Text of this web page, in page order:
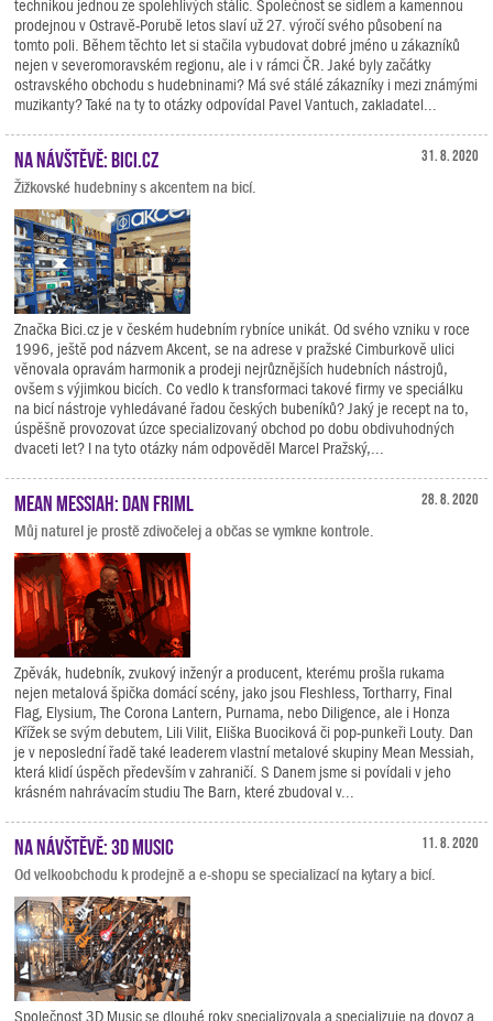
technikou jednou ze spolehlivých stálic. Společnost se sídlem a kamennou
prodejnou v Ostravě-Porubě letos slaví už 27. výročí svého působení na
tomto poli. Během těchto let si stačila vybudovat dobré jméno u zákazníků
nejen v severomoravském regionu, ale i v rámci ČR. Jaké byly začátky
ostravského obchodu s hudebninami? Má své stálé zákazníky i mezi známými
muzikanty? Také na ty to otázky odpovídal Pavel Vantuch, zakladatel...
31. 8. 2020
Na návštěvě: Bici.cz
Žižkovské hudebniny s akcentem na bicí.
Značka Bici.cz je v českém hudebním rybníce unikát. Od svého vzniku v roce
1996, ještě pod názvem Akcent, se na adrese v pražské Cimburkově ulici
věnovala opravám harmonik a prodeji nejrůznějších hudebních nástrojů,
ovšem s výjimkou bicích. Co vedlo k transformaci takové firmy ve speciálku
na bicí nástroje vyhledávané řadou českých bubeníků? Jaký je recept na to,
úspěšně provozovat úzce specializovaný obchod po dobu obdivuhodných
dvaceti let? I na tyto otázky nám odpověděl Marcel Pražský,...
28. 8. 2020
Mean Messiah: Dan Friml
Můj naturel je prostě zdivočelej a občas se vymkne kontrole.
Zpěvák, hudebník, zvukový inženýr a producent, kterému prošla rukama
nejen metalová špička domácí scény, jako jsou Fleshless, Tortharry, Final
Flag, Elysium, The Corona Lantern, Purnama, nebo Diligence, ale i Honza
Křížek se svým debutem, Lili Vilit, Eliška Buociková či pop-punkeři Louty. Dan
je v neposlední řadě také leaderem vlastní metalové skupiny Mean Messiah,
která klidí úspěch především v zahraničí. S Danem jsme si povídali v jeho
krásném nahrávacím studiu The Barn, které zbudoval v...
11. 8. 2020
Na návštěvě: 3D Music
Od velkoobchodu k prodejně a e-shopu se specializací na kytary a bicí.
Společnost 3D Music se dlouhé roky specializovala a specializuje na dovoz a